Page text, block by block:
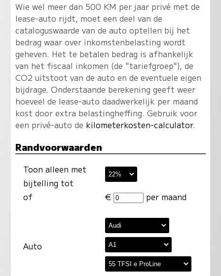
Wie wel meer dan 500 KM per jaar privé met de
lease-auto rijdt, moet een deel van de
cataloguswaarde van de auto optellen bij het
bedrag waar over inkomstenbelasting wordt
geheven. Het te betalen bedrag is afhankelijk
van het fiscaal inkomen (de "tariefgroep"), de
CO2 uitstoot van de auto en de eventuele eigen
bijdrage. Onderstaande berekening geeft weer
hoeveel de lease-auto daadwerkelijk per maand
kost door extra belastingheffing. Gebruik voor
een privé-auto de kilometerkosten-calculator.
Randvoorwaarden
Toon alleen met
bijtelling tot
of
€ per maand
Auto